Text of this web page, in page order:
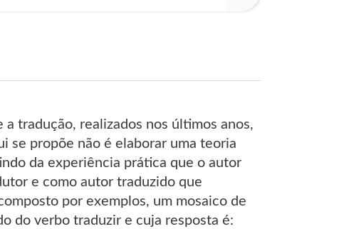
tradução, realizados nos últimos anos,
se propõe não é elaborar uma teoria
da experiência prática que o autor
e como autor traduzido que
por exemplos, um mosaico de
do verbo traduzir e cuja resposta é: